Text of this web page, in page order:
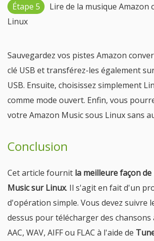
Étape 5
Lire de la musique Amazon
Linux
Sauvegardez vos pistes Amazon
clé USB et transférez-les également
USB. Ensuite, choisissez simplement
comme mode ouvert. Enfin, vous
votre Amazon Music sous Linux sans
Conclusion
Cet article fournit la meilleure façon
Music sur Linux. Il s'agit en fait d'un
d'opération simple. Vous devez suivre
dessus pour télécharger des
AAC, WAV, AIFF ou FLAC à l'aide de